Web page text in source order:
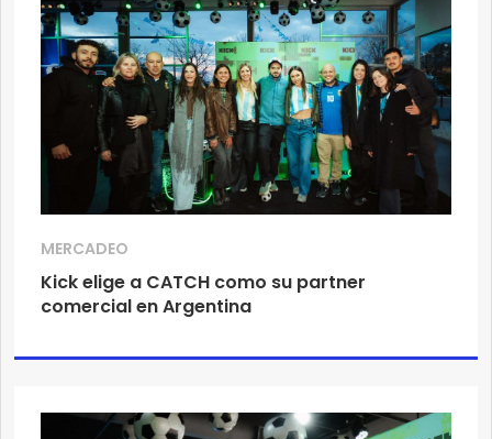
MERCADEO
Kick elige a CATCH como su partner
comercial en Argentina